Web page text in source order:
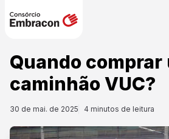
Quando comprar
caminhão VUC?
30 de mai. de 2025 4 minutos de leitura